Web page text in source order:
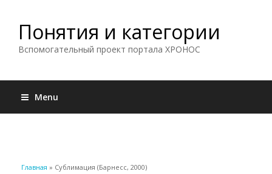
Понятия и категории
Вспомогательный проект портала ХРОНОС
Menu
Вы здесь
Главная » Сублимация (Барнесс, 2000)